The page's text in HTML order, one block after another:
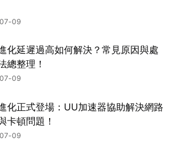
09
化延遲過高如何解決？常見原因與處
總整理！
09
化正式登場：UU加速器協助解決網路
卡頓問題！
09